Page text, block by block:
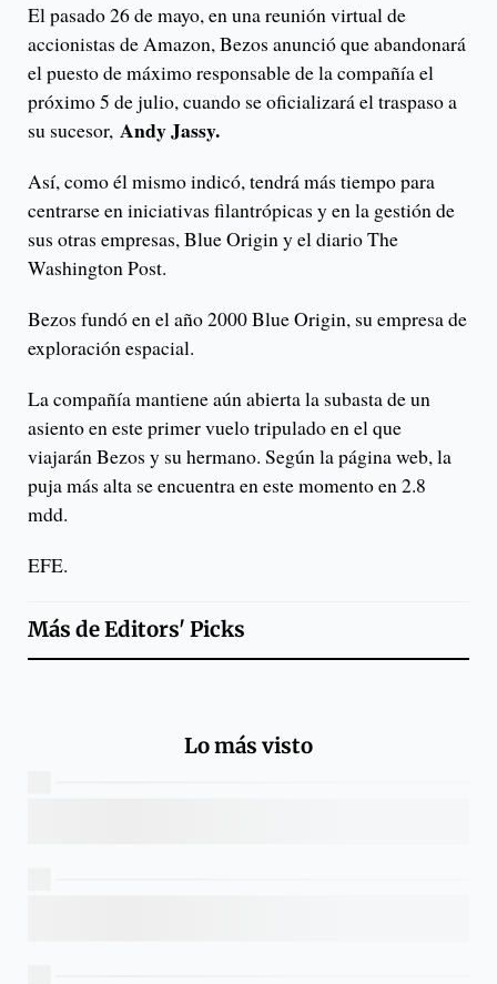
El pasado 26 de mayo, en una reunión virtual de
accionistas de Amazon, Bezos anunció que abandonará
el puesto de máximo responsable de la compañía el
próximo 5 de julio, cuando se oficializará el traspaso a
su sucesor, Andy Jassy.
Así, como él mismo indicó, tendrá más tiempo para
centrarse en iniciativas filantrópicas y en la gestión de
sus otras empresas, Blue Origin y el diario The
Washington Post.
Bezos fundó en el año 2000 Blue Origin, su empresa de
exploración espacial.
La compañía mantiene aún abierta la subasta de un
asiento en este primer vuelo tripulado en el que
viajarán Bezos y su hermano. Según la página web, la
puja más alta se encuentra en este momento en 2.8
mdd.
EFE.
Más deEditors' Picks
Lo más visto